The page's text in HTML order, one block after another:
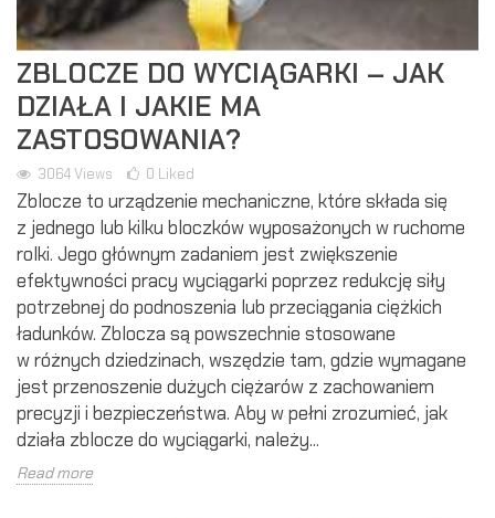
ZBLOCZE DO WYCIĄGARKI – JAK
DZIAŁA I JAKIE MA
ZASTOSOWANIA?
3064Views 0 Liked
Zblocze to urządzenie mechaniczne, które składa się
z jednego lub kilku bloczków wyposażonych w ruchome
rolki. Jego głównym zadaniem jest zwiększenie
efektywności pracy wyciągarki poprzez redukcję siły
potrzebnej do podnoszenia lub przeciągania ciężkich
ładunków. Zblocza są powszechnie stosowane
w różnych dziedzinach, wszędzie tam, gdzie wymagane
jest przenoszenie dużych ciężarów z zachowaniem
precyzji i bezpieczeństwa. Aby w pełni zrozumieć, jak
działa zblocze do wyciągarki, należy...
Read more